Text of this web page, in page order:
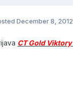
December 8, 2012
CT Gold Viktory